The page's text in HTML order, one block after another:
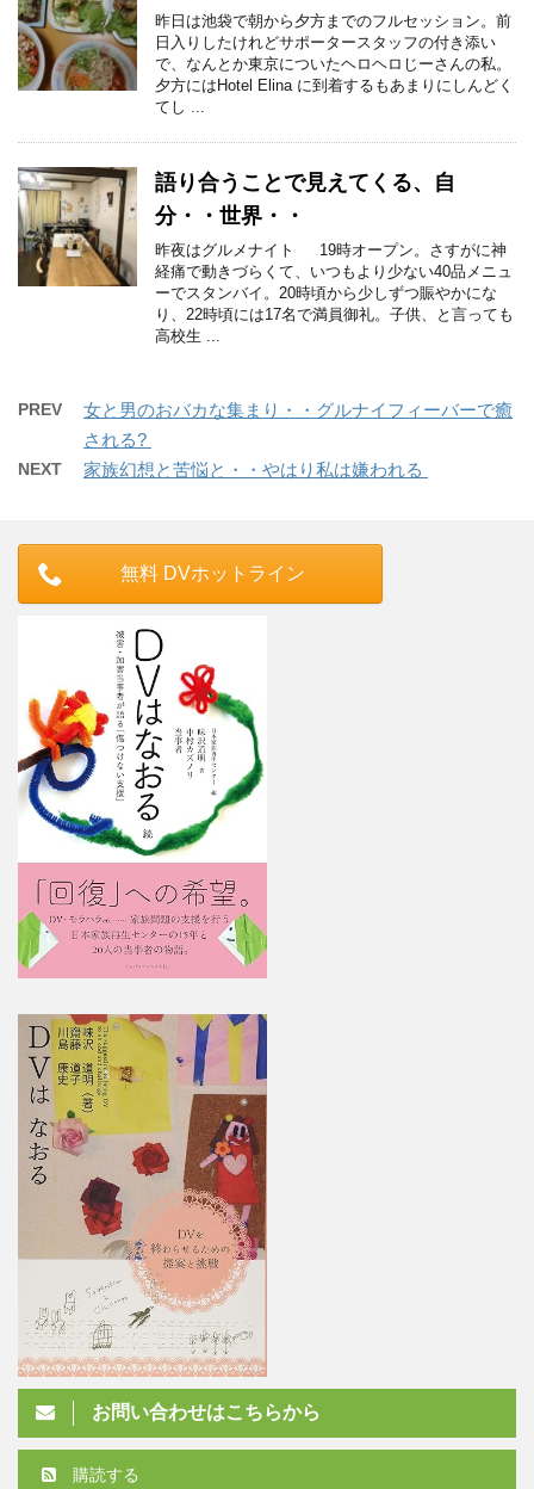
昨日は池袋で朝から夕方までのフルセッション。前
日入りしたけれどサポータースタッフの付き添い
で、なんとか東京についたヘロヘロじーさんの私。
夕方にはHotel Elina に到着するもあまりにしんどく
てし ...
語り合うことで見えてくる、自
分・・世界・・
昨夜はグルメナイト 19時オープン。さすがに神
経痛で動きづらくて、いつもより少ない40品メニュ
ーでスタンバイ。20時頃から少しずつ賑やかにな
り、22時頃には17名で満員御礼。子供、と言っても
高校生 ...
PREV
女と男のおバカな集まり・・グルナイフィーバーで癒
される?
NEXT 家族幻想と苦悩と・・やはり私は嫌われる
無料 DVホットライン
お問い合わせはこちらから
購読する